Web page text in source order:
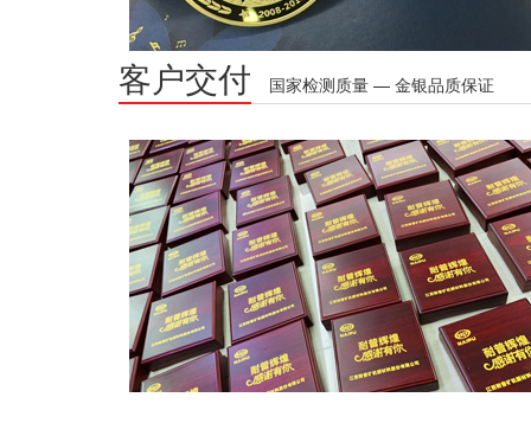
客户交付 国家检测质量 — 金银品质保证